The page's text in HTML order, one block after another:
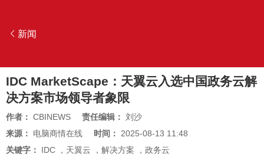
新闻
IDC MarketScape：天翼云入选中国政务云解
决方案市场领导者象限
作者： CBINEWS 责任编辑： 刘沙
来源： 电脑商情在线 时间： 2025-08-13 11:48
关键字： IDC ， 天翼云 ， 解决方案 ， 政务云